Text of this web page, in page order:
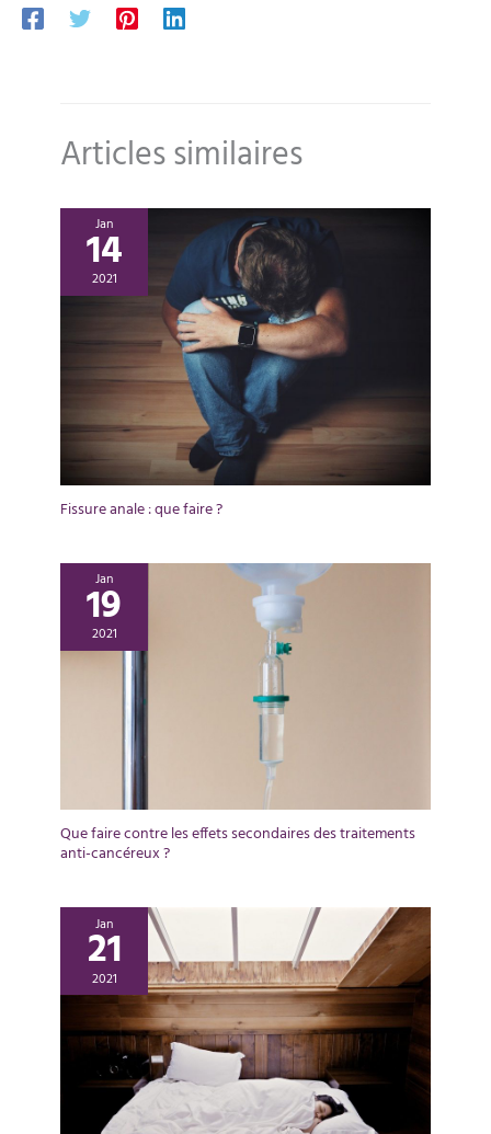
Articles similaires
Jan
14
2021
Fissure anale : que faire ?
Jan
19
2021
Que faire contre les effets secondaires des traitements
anti-cancéreux ?
Jan
21
2021